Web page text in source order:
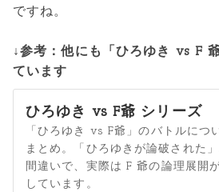
ですね。
↓参考：他にも「ひろゆき vs F
ています
ひろゆき vs F爺 シリーズ
「ひろゆき vs F爺」のバトルにつ
まとめ。「ひろゆきが論破された
間違いで、実際は F 爺の論理展開
しています。